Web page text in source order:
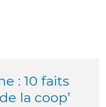
: 10 faits
la coop’